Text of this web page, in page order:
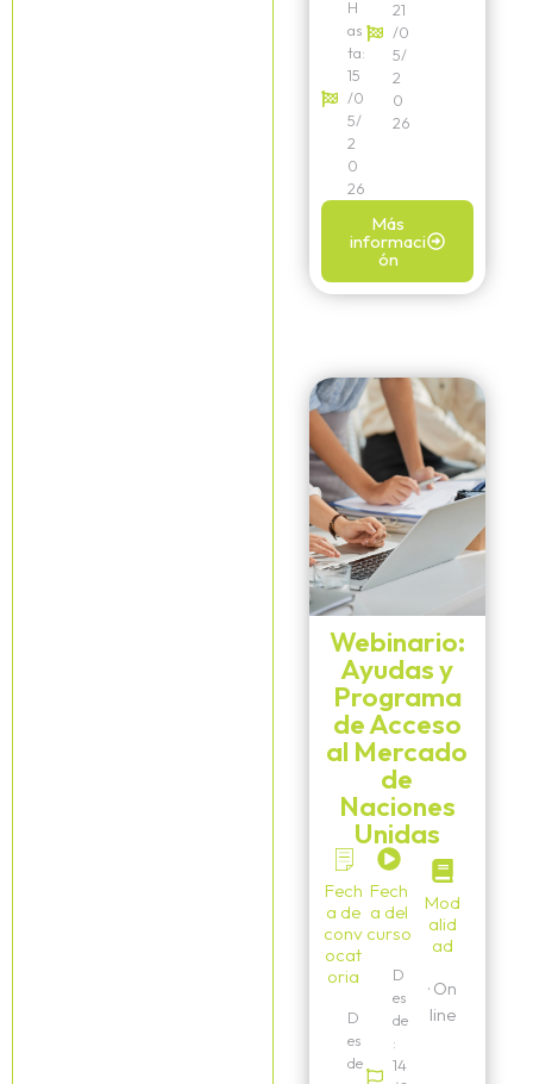
H
as
ta:
15
/0
5/
2
0
26
21
/0
5/
2
0
26
Más
informaci
ón
Webinario:
Ayudas y
Programa
de Acceso
al Mercado
de
Naciones
Unidas
Fech
a de
conv
ocat
oria
D
es
de
Fech
a del
curso
D
es
de
:
14
Mod
alid
ad
· On
line